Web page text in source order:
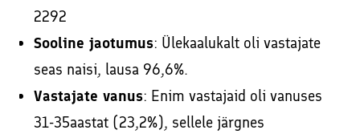
2292
Sooline jaotumus: Ülekaalukalt oli vastajate
seas naisi, lausa 96,6%.
Vastajate vanus: Enim vastajaid oli vanuses
31-35aastat (23,2%), sellele järgnes